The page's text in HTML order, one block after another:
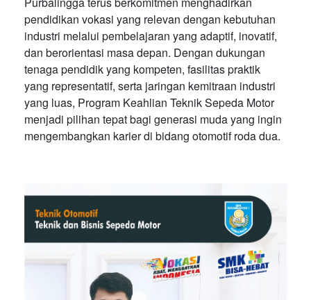
pendidikan vokasi yang relevan dengan kebutuhan
industri melalui pembelajaran yang adaptif, inovatif,
dan berorientasi masa depan. Dengan dukungan
tenaga pendidik yang kompeten, fasilitas praktik
yang representatif, serta jaringan kemitraan industri
yang luas, Program Keahlian Teknik Sepeda Motor
menjadi pilihan tepat bagi generasi muda yang ingin
mengembangkan karier di bidang otomotif roda dua.